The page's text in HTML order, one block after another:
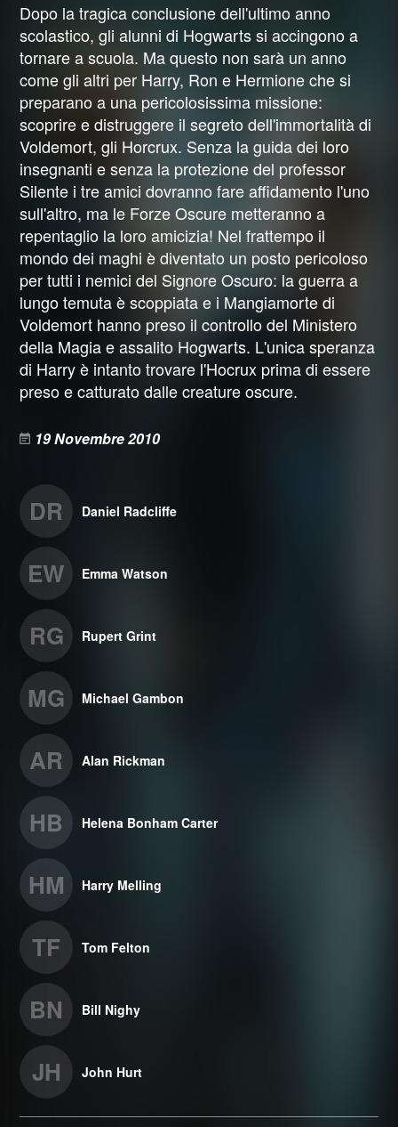
Dopo la tragica conclusione dell'ultimo anno
scolastico, gli alunni di Hogwarts si accingono a
tornare a scuola. Ma questo non sarà un anno
come gli altri per Harry, Ron e Hermione che si
preparano a una pericolosissima missione:
scoprire e distruggere il segreto dell'immortalità di
Voldemort, gli Horcrux. Senza la guida dei loro
insegnanti e senza la protezione del professor
Silente i tre amici dovranno fare affidamento l'uno
sull'altro, ma le Forze Oscure metteranno a
repentaglio la loro amicizia! Nel frattempo il
mondo dei maghi è diventato un posto pericoloso
per tutti i nemici del Signore Oscuro: la guerra a
lungo temuta è scoppiata e i Mangiamorte di
Voldemort hanno preso il controllo del Ministero
della Magia e assalito Hogwarts. L'unica speranza
di Harry è intanto trovare l'Hocrux prima di essere
preso e catturato dalle creature oscure.
19 Novembre 2010
DR Daniel Radcliffe
EW Emma Watson
RG Rupert Grint
MG Michael Gambon
AR Alan Rickman
HB Helena Bonham Carter
HM Harry Melling
TF Tom Felton
BN Bill Nighy
JH John Hurt